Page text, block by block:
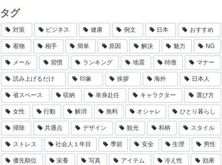
タグ
対策 ビジネス 健康 例文 日本 おすすめ
着物 相手 簡単 原因 解決 魅力 NG
メール 習慣 ランキング 地震 特徴 マナー
読み上げるだけ 印象 挨拶 海外 日本人
省スペース 収納 単身赴任 キャラクター 選び方
女性 行動 解消 無料 オシャレ ひとり暮らし
掃除 共通点 デザイン 観光 和柄 スタイル
ストレス 社会人１年目 季節 安全 生理 男性
優先順位 栄養 写真 アイテム 冷え性 効果